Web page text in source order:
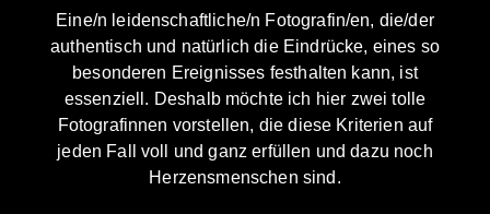
Eine/n leidenschaftliche/n Fotografin/en, die/der
authentisch und natürlich die Eindrücke, eines so
besonderen Ereignisses festhalten kann, ist
essenziell. Deshalb möchte ich hier zwei tolle
Fotografinnen vorstellen, die diese Kriterien auf
jeden Fall voll und ganz erfüllen und dazu noch
Herzensmenschen sind.